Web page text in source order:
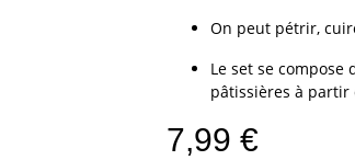
On peut pétrir,
Le set se
pâtissières à partir
7,99 €